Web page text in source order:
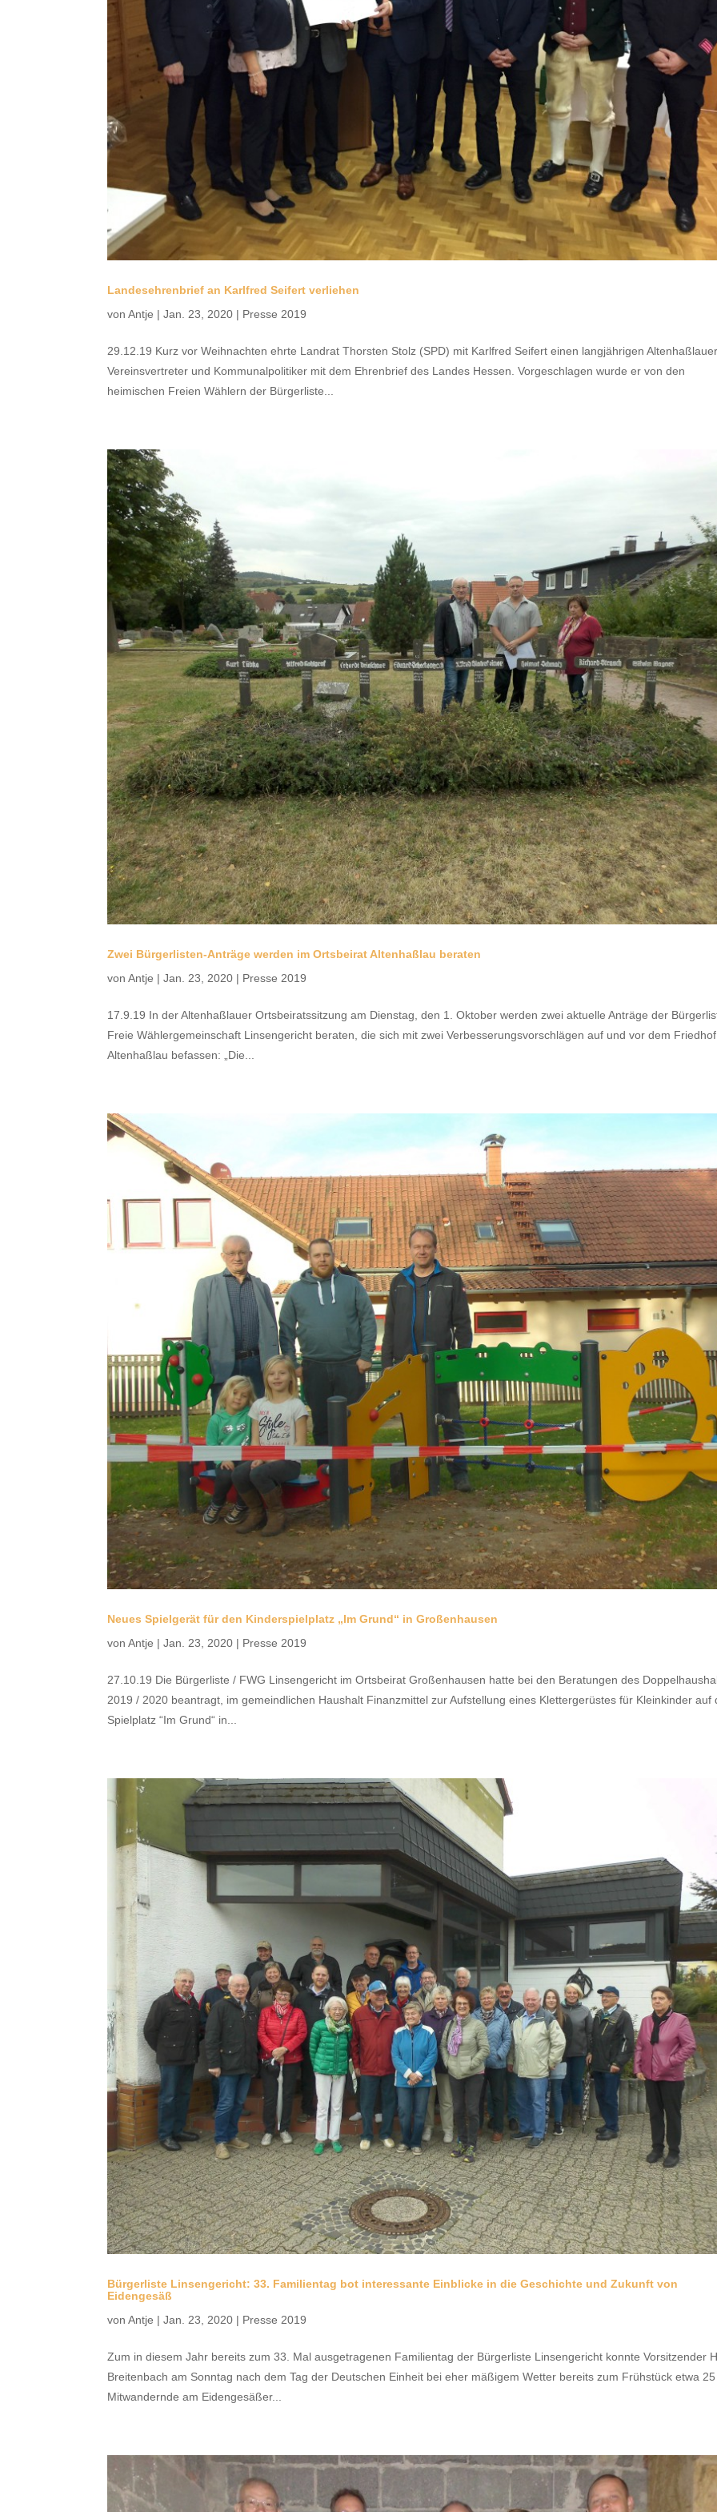
Landesehrenbrief an Karlfred Seifert verliehen
vonAntje |Jan. 23, 2020 | Presse 2019
29.12.19 Kurz vor Weihnachten ehrte Landrat Thorsten Stolz (SPD) mit Karlfred Seifert einen langjährigen
Vereinsvertreter und Kommunalpolitiker mit dem Ehrenbrief des Landes Hessen. Vorgeschlagen wurde er von den
heimischen Freien Wählern der Bürgerliste...
Zwei Bürgerlisten-Anträge werden im Ortsbeirat Altenhaßlau beraten
vonAntje |Jan. 23, 2020 | Presse 2019
17.9.19 In der Altenhaßlauer Ortsbeiratssitzung am Dienstag, den 1. Oktober werden zwei aktuelle Anträge der
Freie Wählergemeinschaft Linsengericht beraten, die sich mit zwei Verbesserungsvorschlägen auf und vor dem Friedhof
Altenhaßlau befassen: „Die...
Neues Spielgerät für den Kinderspielplatz „Im Grund“ in Großenhausen
vonAntje |Jan. 23, 2020 | Presse 2019
27.10.19 Die Bürgerliste / FWG Linsengericht im Ortsbeirat Großenhausen hatte bei den Beratungen des
2019 / 2020 beantragt, im gemeindlichen Haushalt Finanzmittel zur Aufstellung eines Klettergerüstes für Kleinkinder auf
Spielplatz “Im Grund“ in...
Bürgerliste Linsengericht: 33. Familientag bot interessante Einblicke in die Geschichte und Zukunft von
Eidengesäß
vonAntje |Jan. 23, 2020 | Presse 2019
Zum in diesem Jahr bereits zum 33. Mal ausgetragenen Familientag der Bürgerliste Linsengericht konnte Vorsitzender
Breitenbach am Sonntag nach dem Tag der Deutschen Einheit bei eher mäßigem Wetter bereits zum Frühstück etwa 25
Mitwandernde am Eidengesäßer...